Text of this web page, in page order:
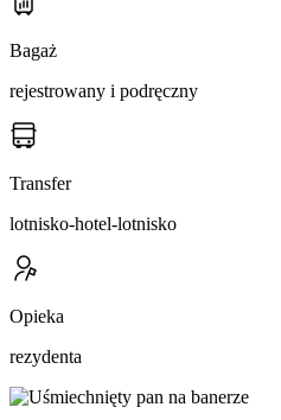
Bagaż
rejestrowany i podręczny
Transfer
lotnisko-hotel-lotnisko
Opieka
rezydenta